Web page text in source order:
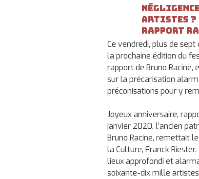
artistes ?
rapport
Ce vendredi, plus de
la prochaine édition du
rapport de Bruno Racine,
sur la précarisation
préconisations pour y
Joyeux anniversaire,
janvier 2020, l’ancien
Bruno Racine, remettait
la Culture, Franck
lieux approfondi et
soixante-dix mille